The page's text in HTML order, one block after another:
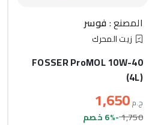
المصنع :فوسر
زيت المحرك
FOSSER ProMOL 10W-40
(4L)
ج.م1,650
1,750-6% خصم